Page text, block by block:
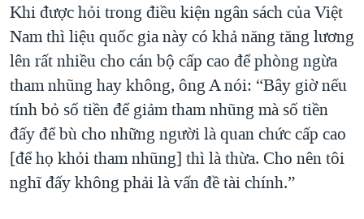
Khi được hỏi trong điều kiện ngân sách của Việt
Nam thì liệu quốc gia này có khả năng tăng lương
lên rất nhiều cho cán bộ cấp cao để phòng ngừa
tham nhũng hay không, ông A nói: “Bây giờ nếu
tính bỏ số tiền để giảm tham nhũng mà số tiền
đấy để bù cho những người là quan chức cấp cao
[để họ khỏi tham nhũng] thì là thừa. Cho nên tôi
nghĩ đấy không phải là vấn đề tài chính.”